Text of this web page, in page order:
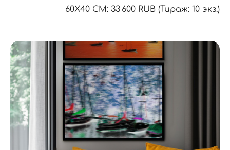
60Х40 СМ: 33 600 RUB (Тираж: 10 экз.)